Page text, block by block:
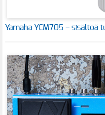
Yamaha YCM705 – sisältöä